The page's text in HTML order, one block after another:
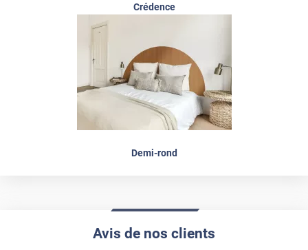
Crédence
Demi-rond
Avis de nos clients